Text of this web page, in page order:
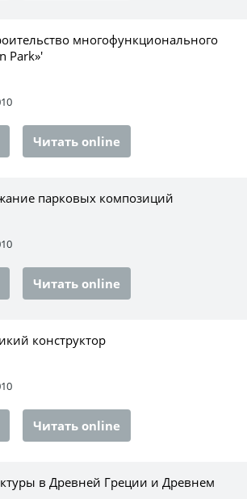
многофункционального
Park»'
Читать online
парковых композиций
Читать online
конструктор
Читать online
в Древней Греции и Древнем